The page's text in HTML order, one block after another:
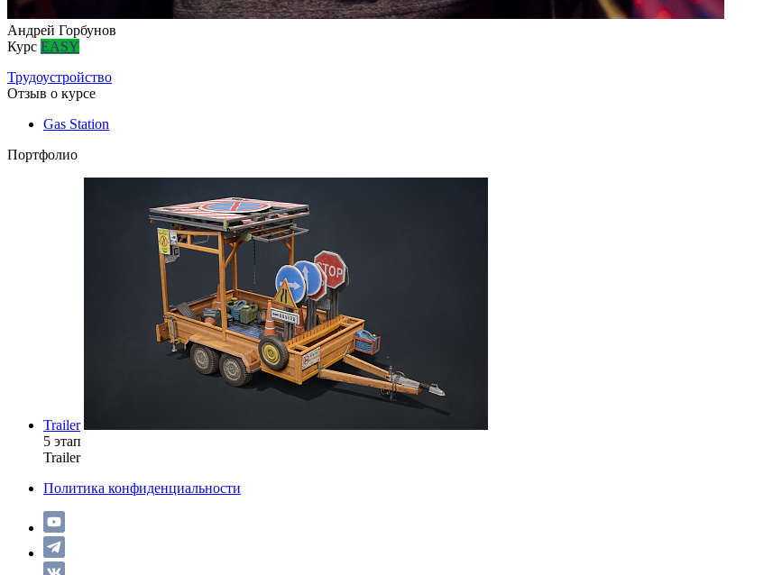
Андрей Горбунов
Курс EASY
Трудоустройство
Отзыв о курсе
Gas Station
Портфолио
Trailer
5 этап
Trailer
Политика конфиденциальности